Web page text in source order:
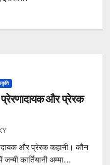
प्रेरणादायक और प्रेरक
और प्रेरक कहानी। कौन
जन्मी कार्तियानी अम्मा…